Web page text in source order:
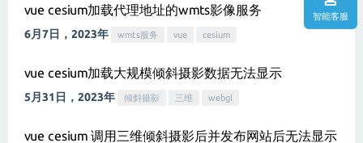
智能客服
vue cesium加载代理地址的wmts影像服务
6月7日，2023年 wmts服务 vue cesium
vue cesium加载大规模倾斜摄影数据无法显示
5月31日，2023年 倾斜摄影 三维 webgl
vue cesium 调用三维倾斜摄影后并发布网站后无法显示